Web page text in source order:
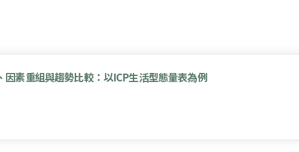
因素重組與趨勢比較：以ICP生活型態量表為例